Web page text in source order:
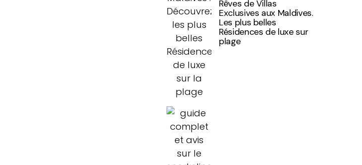
Rêves de Villas
Exclusives aux Maldives.
Les plus belles
Résidences de luxe sur
plage